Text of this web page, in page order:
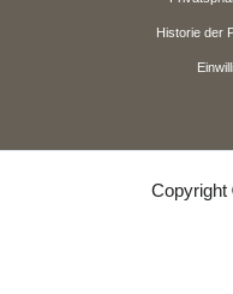
Historie der
Copyright